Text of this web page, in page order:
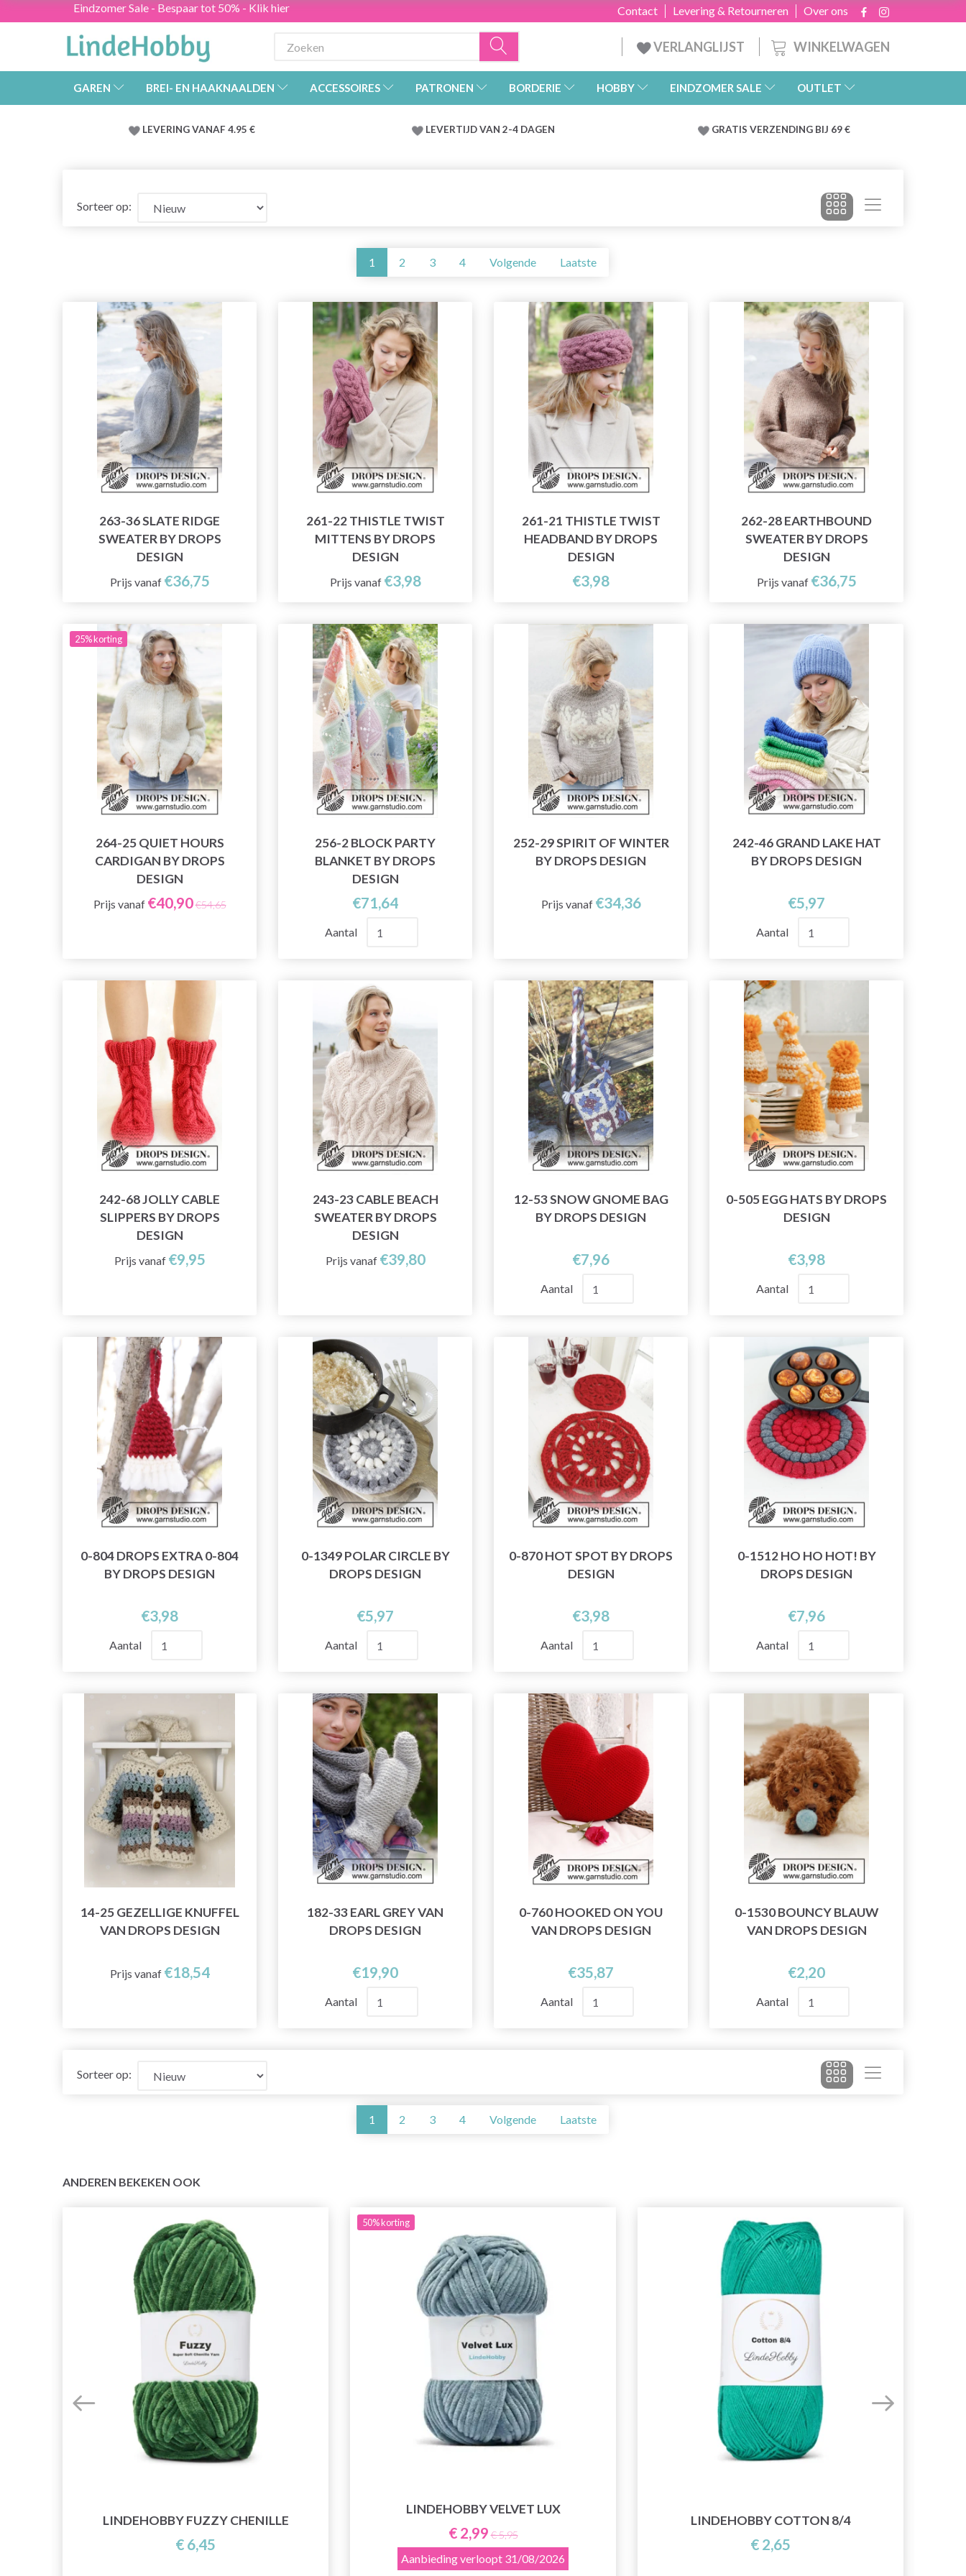
Eindzomer Sale - Bespaar tot 50% - Klik hier Over ons
Levering & Retourneren
Contact
WINKELWAGEN
VERLANGLIJST
GAREN BREI- EN HAAKNAALDEN ACCESSOIRES PATRONEN BORDERIE HOBBY EINDZOMER SALE OUTLET
LEVERING VANAF 4.95 € LEVERTIJD VAN 2-4 DAGEN GRATIS VERZENDING BIJ 69 €
Sorteer op:
1 2 3 4 Volgende Laatste
263-36 SLATE RIDGE
SWEATER BY DROPS
DESIGN
Prijs vanaf €36,75
261-22 THISTLE TWIST
MITTENS BY DROPS
DESIGN
Prijs vanaf €3,98
261-21 THISTLE TWIST
HEADBAND BY DROPS
DESIGN
€3,98
262-28 EARTHBOUND
SWEATER BY DROPS
DESIGN
Prijs vanaf €36,75
25% korting
264-25 QUIET HOURS
CARDIGAN BY DROPS
DESIGN
Prijs vanaf €40,90€54,65
256-2 BLOCK PARTY
BLANKET BY DROPS
DESIGN
€71,64
Aantal
252-29 SPIRIT OF WINTER
BY DROPS DESIGN
Prijs vanaf €34,36
242-46 GRAND LAKE HAT
BY DROPS DESIGN
€5,97
Aantal
242-68 JOLLY CABLE
SLIPPERS BY DROPS
DESIGN
Prijs vanaf €9,95
243-23 CABLE BEACH
SWEATER BY DROPS
DESIGN
Prijs vanaf €39,80
12-53 SNOW GNOME BAG
BY DROPS DESIGN
€7,96
Aantal
0-505 EGG HATS BY DROPS
DESIGN
€3,98
Aantal
0-804 DROPS EXTRA 0-804
BY DROPS DESIGN
€3,98
Aantal
0-1349 POLAR CIRCLE BY
DROPS DESIGN
€5,97
Aantal
0-870 HOT SPOT BY DROPS
DESIGN
€3,98
Aantal
0-1512 HO HO HOT! BY
DROPS DESIGN
€7,96
Aantal
14-25 GEZELLIGE KNUFFEL
VAN DROPS DESIGN
Prijs vanaf €18,54
182-33 EARL GREY VAN
DROPS DESIGN
€19,90
Aantal
0-760 HOOKED ON YOU
VAN DROPS DESIGN
€35,87
Aantal
0-1530 BOUNCY BLAUW
VAN DROPS DESIGN
€2,20
Aantal
Sorteer op:
1 2 3 4 Volgende Laatste
ANDEREN BEKEKEN OOK
LINDEHOBBY FUZZY CHENILLE
€ 6,45
50%korting
LINDEHOBBY VELVET LUX
€ 2,99 € 5,95
Aanbieding verloopt 31/08/2026
LINDEHOBBY COTTON 8/4
€ 2,65